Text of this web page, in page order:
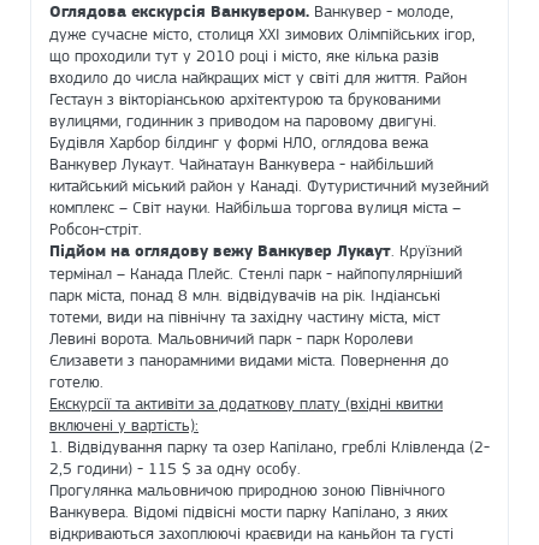
Оглядова екскурсія Ванкувером. Ванкувер - молоде,
дуже сучасне місто, столиця XXI зимових Олімпійських ігор,
що проходили тут у 2010 році і місто, яке кілька разів
входило до числа найкращих міст у світі для життя. Район
Гестаун з вікторіанською архітектурою та брукованими
вулицями, годинник з приводом на паровому двигуні.
Будівля Харбор білдинг у формі НЛО, оглядова вежа
Ванкувер Лукаут. Чайнатаун ​​Ванкувера - найбільший
китайський міський район у Канаді. Футуристичний музейний
комплекс – Світ науки. Найбільша торгова вулиця міста –
Робсон-стріт.
Підйом на оглядову вежу Ванкувер Лукаут . Круїзний
термінал – Канада Плейс. Стенлі парк - найпопулярніший
парк міста, понад 8 млн. відвідувачів на рік. Індіанські
тотеми, види на північну та західну частину міста, міст
Левині ворота. Мальовничий парк - парк Королеви
Єлизавети з панорамними видами міста. Повернення до
готелю.
Екскурсії та активіти за додаткову плату (вхідні квитки
включені у вартість):
1. Відвідування парку та озер Капілано, греблі Клівленда (2-
2,5 години) - 115 $ за одну особу.
Прогулянка мальовничою природною зоною Північного
Ванкувера. Відомі підвісні мости парку Капілано, з яких
відкриваються захоплюючі краєвиди на каньйон та густі